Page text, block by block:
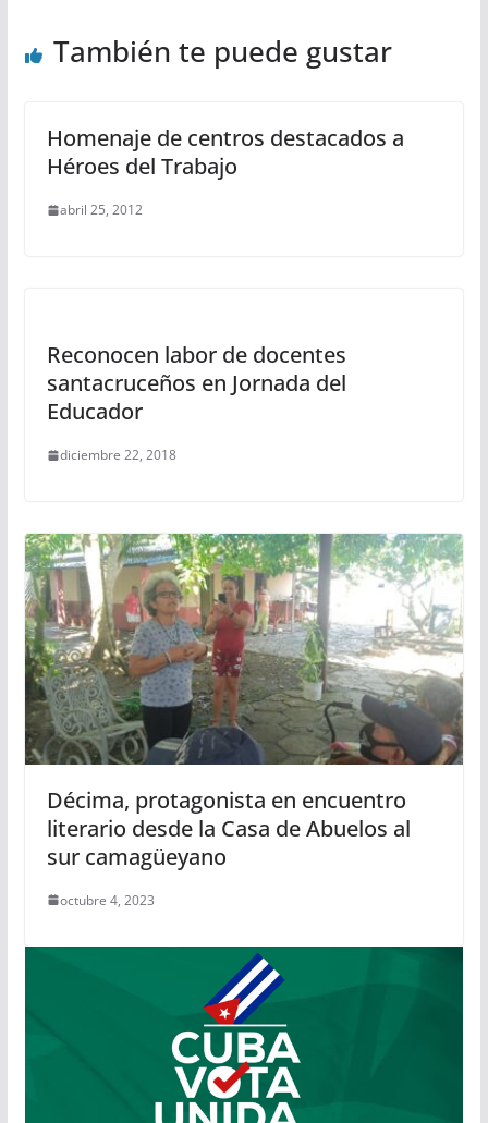
También te puede gustar
Homenaje de centros destacados a
Héroes del Trabajo
abril 25, 2012
Reconocen labor de docentes
santacruceños en Jornada del
Educador
diciembre 22, 2018
Décima, protagonista en encuentro
literario desde la Casa de Abuelos al
sur camagüeyano
octubre 4, 2023